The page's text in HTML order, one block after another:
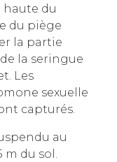
haute du
du piège
la partie
la seringue
Les
sexuelle
capturés.
au
m du sol.